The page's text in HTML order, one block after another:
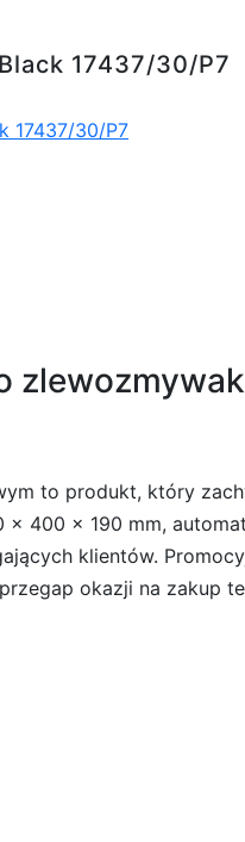
17437/30/P7
17437/30/P7
to produkt, który
400 x 190 mm,
klientów.
okazji na zakup